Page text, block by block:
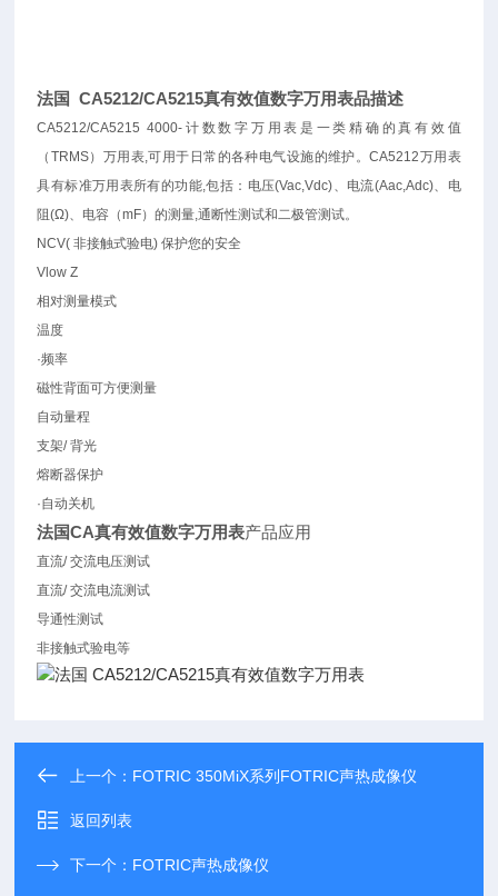
法国 CA5212/CA5215真有效值数字万用表品描述
CA5212/CA5215 4000-计数数字万用表是一类精确的真有效值
（TRMS）万用表,可用于日常的各种电气设施的维护。CA5212万用表
具有标准万用表所有的功能,包括：电压(Vac,Vdc)、电流(Aac,Adc)、电
阻(Ω)、电容（mF）的测量,通断性测试和二极管测试。
NCV(非接触式验电)保护您的安全
Vlow Z
相对测量模式
温度
·频率
磁性背面可方便测量
自动量程
支架/ 背光
熔断器保护
·自动关机
法国CA真有效值数字万用表产品应用
直流/ 交流电压测试
直流/ 交流电流测试
导通性测试
非接触式验电等
上一个： FOTRIC 350MiX系列FOTRIC声热成像仪
返回列表
下一个： FOTRIC声热成像仪